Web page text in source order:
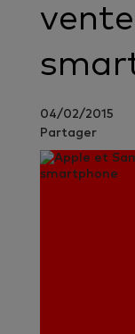
04/02/2015
Partager